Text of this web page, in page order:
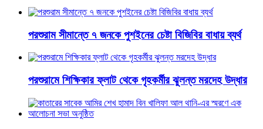
পরশুরাম সীমান্তে ৭ জনকে পুশইনের চেষ্টা বিজিবির বাধায় ব্যর্থ
পরশুরামে শিক্ষিকার ফ্লাট থেকে গৃহকর্মীর ঝুলন্ত মরদেহ উদ্ধার